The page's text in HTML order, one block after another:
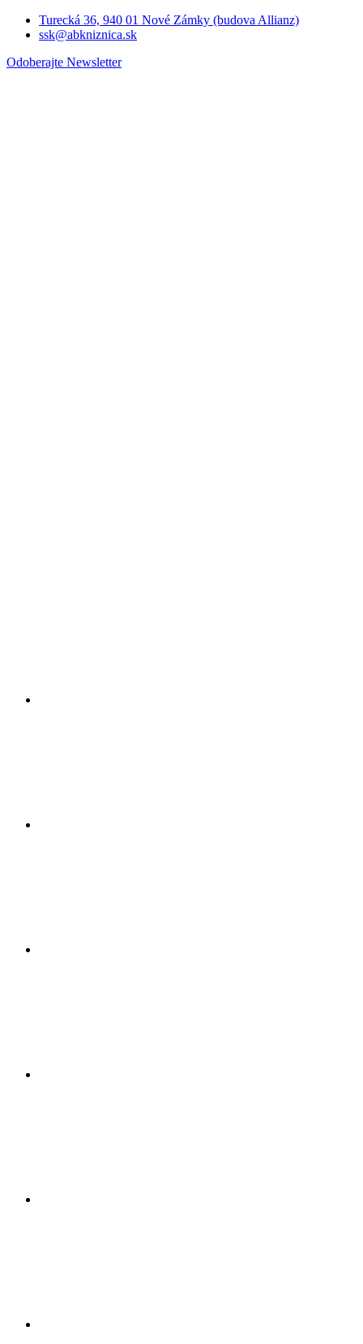
Turecká 36, 940 01 Nové Zámky (budova Allianz)
ssk@abkniznica.sk
Odoberajte Newsletter